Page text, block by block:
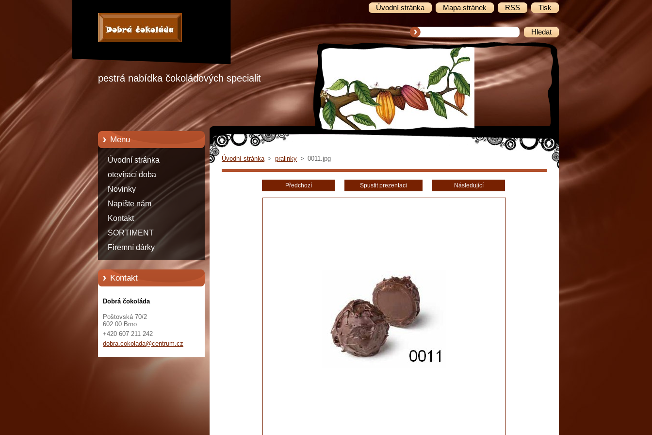
Úvodní stránka Mapa stránek RSS Tisk
pestrá nabídka čokoládových specialit
Menu
Úvodní stránka
otevírací doba
Novinky
Napište nám
Kontakt
SORTIMENT
Firemní dárky
Kontakt
Dobrá čokoláda
Poštovská 70/2
602 00 Brno
+420 607 211 242
dobra.cokolada@centrum.cz
Úvodní stránka > pralinky > 0011.jpg
Předchozí Spustit prezentaci Následující